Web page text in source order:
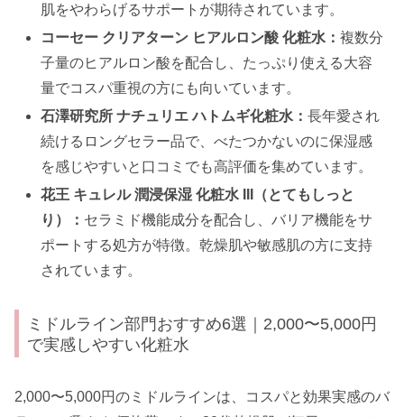
肌をやわらげるサポートが期待されています。
コーセー クリアターン ヒアルロン酸 化粧水：複数分
子量のヒアルロン酸を配合し、たっぷり使える大容
量でコスパ重視の方にも向いています。
石澤研究所 ナチュリエ ハトムギ化粧水：長年愛され
続けるロングセラー品で、べたつかないのに保湿感
を感じやすいと口コミでも高評価を集めています。
花王 キュレル 潤浸保湿 化粧水 III（とてもしっと
り）： セラミド機能成分を配合し、バリア機能をサ
ポートする処方が特徴。乾燥肌や敏感肌の方に支持
されています。
ミドルライン部門おすすめ6選｜2,000〜5,000円
で実感しやすい化粧水
2,000〜5,000円のミドルラインは、コスパと効果実感のバ